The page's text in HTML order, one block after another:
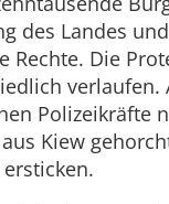
des Landes
Rechte. Die
verlaufen.
Polizeikräfte
Kiew